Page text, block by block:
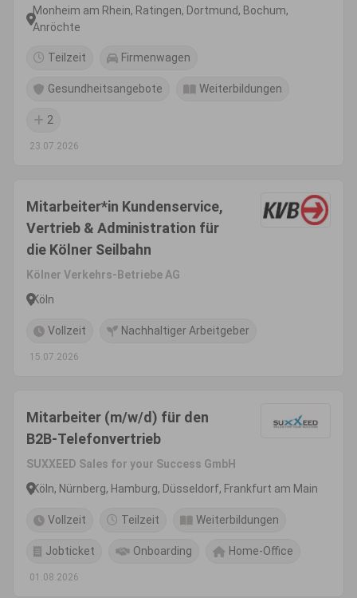
Monheim am Rhein, Ratingen, Dortmund, Bochum,
Anröchte
Teilzeit Firmenwagen
Gesundheitsangebote Weiterbildungen
2
23.07.2026
Mitarbeiter*in Kundenservice,
Vertrieb & Administration für
die Kölner Seilbahn
Kölner Verkehrs-Betriebe AG
Köln
Vollzeit Nachhaltiger Arbeitgeber
15.07.2026
Mitarbeiter (m/w/d) für den
B2B-Telefonvertrieb
SUXXEED Sales for your Success GmbH
Köln, Nürnberg, Hamburg, Düsseldorf, Frankfurt am Main
Vollzeit Teilzeit Weiterbildungen
Jobticket Onboarding Home-Office
01.08.2026